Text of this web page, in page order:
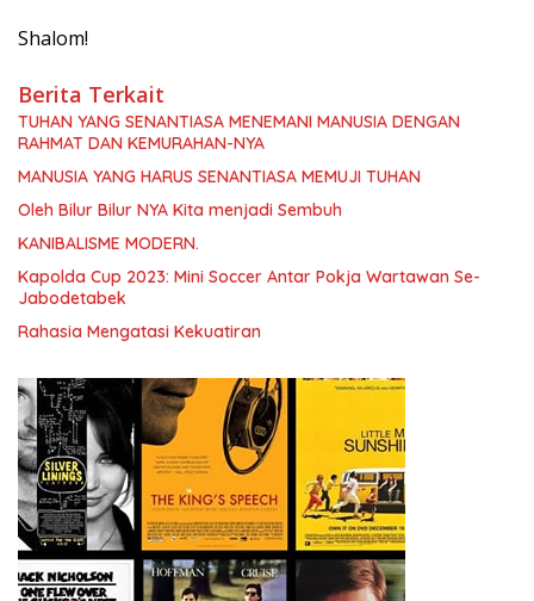
Shalom!
Berita Terkait
TUHAN YANG SENANTIASA MENEMANI MANUSIA DENGAN
RAHMAT DAN KEMURAHAN-NYA
MANUSIA YANG HARUS SENANTIASA MEMUJI TUHAN
Oleh Bilur Bilur NYA Kita menjadi Sembuh
KANIBALISME MODERN.
Kapolda Cup 2023: Mini Soccer Antar Pokja Wartawan Se-
Jabodetabek
Rahasia Mengatasi Kekuatiran